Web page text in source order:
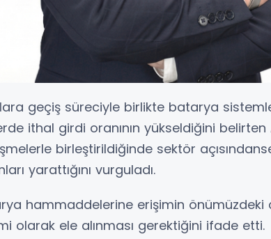
geçiş süreciyle birlikte batarya
ithal girdi oranının yükseldiğini
birleştirildiğinde sektör
yarattığını vurguladı.
hammaddelerine erişimin
olarak ele alınması gerektiğini ifade etti.